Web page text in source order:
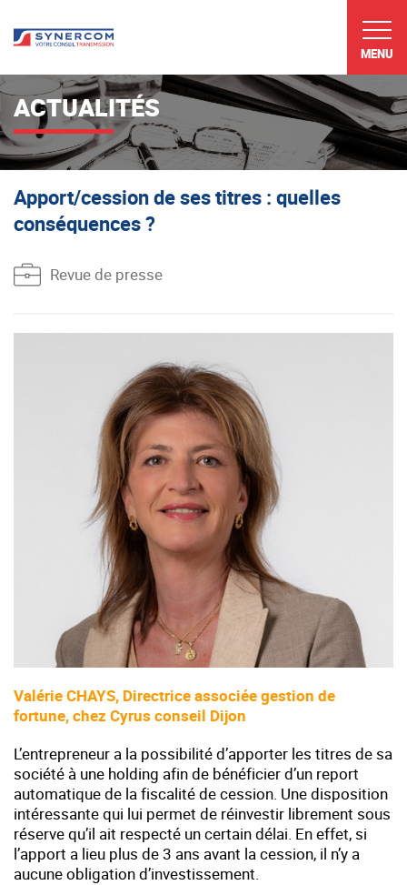
MENU
ACTUALITÉS
Apport/cession de ses titres : quelles
conséquences ?
Revue de presse
Valérie CHAYS, Directrice associée gestion de
fortune, chez Cyrus conseil Dijon
L’entrepreneur a la possibilité d’apporter les titres de sa
société à une holding afin de bénéficier d’un report
automatique de la fiscalité de cession. Une disposition
intéressante qui lui permet de réinvestir librement sous
réserve qu’il ait respecté un certain délai. En effet, si
l’apport a lieu plus de 3 ans avant la cession, il n’y a
aucune obligation d’investissement.